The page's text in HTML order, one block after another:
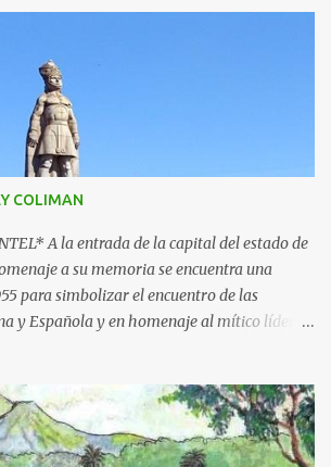
COLIMAN
A la entrada de la capital del estado de
a su memoria se encuentra una
para simbolizar el encuentro de las
y Española y en homenaje al mítico líder
representa a un ideal guerrero en pie,
de más de 7 metros de alto. La estatua
gris, descansa sobre un pedestal con el